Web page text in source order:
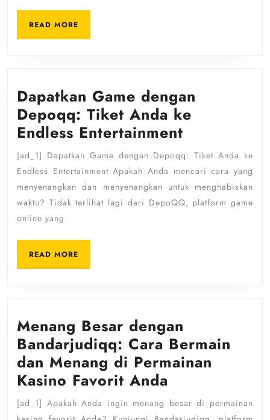
READ MORE
Dapatkan Game dengan
Depoqq: Tiket Anda ke
Endless Entertainment
Game
dengan
Depoqq:
Tiket
[ad_1] Dapatkan Game dengan Depoqq: Tiket Anda ke
Endless Entertainment Apakah Anda mencari cara yang
menyenangkan dan menyenangkan untuk menghabiskan
waktu? Tidak terlihat lagi dari DepoQQ, platform game
online yang
READ MORE
Menang Besar dengan
Bandarjudiqq: Cara Bermain
dan Menang di Permainan
Kasino Favorit Anda
Besar
[ad_1] Apakah Anda ingin menang besar di permainan